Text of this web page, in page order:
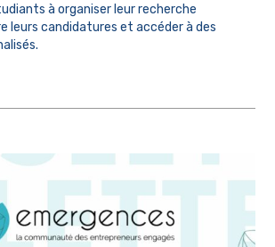
à organiser leur recherche
leurs candidatures et accéder à des